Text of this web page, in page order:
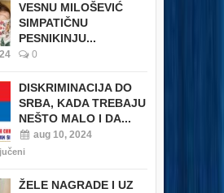
VESNU MILOŠEVIĆ
SIMPATIČNU
PESNIKINJU...
0
DISKRIMINACIJA DO
SRBA, KADA TREBAJU
NEŠTO MALO I DA...
aug 10, 2024
ŽELE NAGRADE I UZ